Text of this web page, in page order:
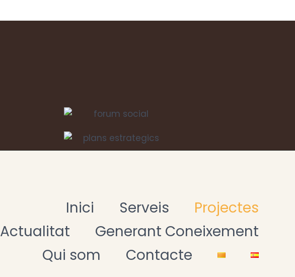
Inici Serveis
Projectes
Actualitat
Generant Coneixement
Qui som
Contacte